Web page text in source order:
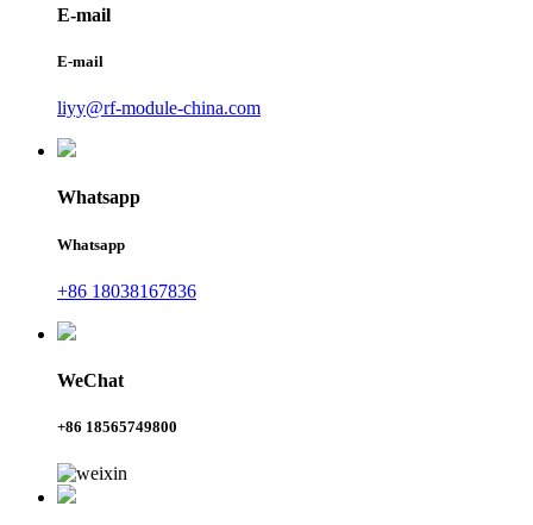
E-mail
E-mail
liyy@rf-module-china.com
Whatsapp
Whatsapp
+86 18038167836
WeChat
+86 18565749800